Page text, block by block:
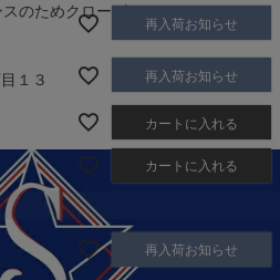
のためクローズ）
１３
再入荷お知らせ
再入荷お知らせ
カートに入れる
カートに入れる
再入荷お知らせ